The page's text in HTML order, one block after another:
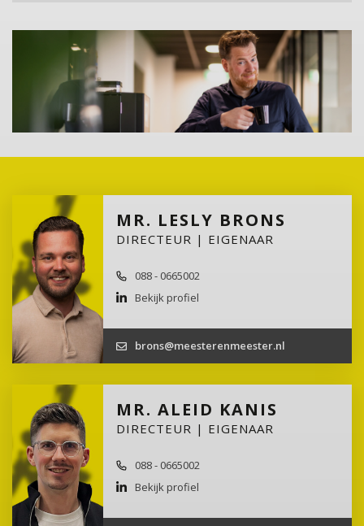
MR. LESLY BRONS
DIRECTEUR | EIGENAAR
088 - 0665002
Bekijk profiel
brons@meesterenmeester.nl
MR. ALEID KANIS
DIRECTEUR | EIGENAAR
088 - 0665002
Bekijk profiel